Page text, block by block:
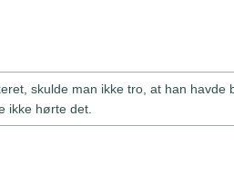
skulde man ikke tro, at han
ikke hørte det.